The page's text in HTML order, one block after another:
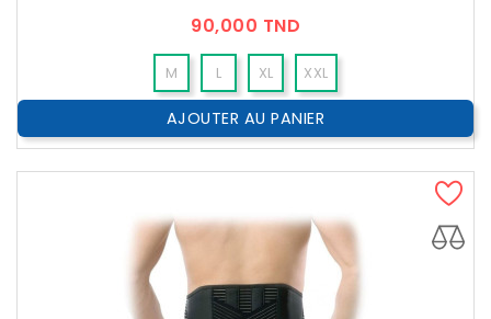
90,000 TND
M L XL XXL
AJOUTER AU PANIER